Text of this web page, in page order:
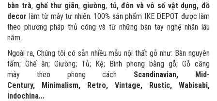
bàn trà, ghế thư giãn, giường, tủ, đôn và vô số vật dụng, đồ
decor làm từ mây tư nhiên. 100% sản phẩm IKE DEPOT được làm
theo phương pháp thủ công và từ những bàn tay nghệ nhân lâu
năm.
Ngoài ra, Chúng tôi có sẵn nhiều mẫu nội thất gỗ như: Bàn nguyên
tấm; Ghế ăn; Giường; Tủ; Kệ; Bình phong bằng gỗ; Gỗ căng
mây theo phong cách Scandinavian, Mid-
Century, Minimalism, Retro, Vintage, Rustic, Wabisabi,
Indochina...